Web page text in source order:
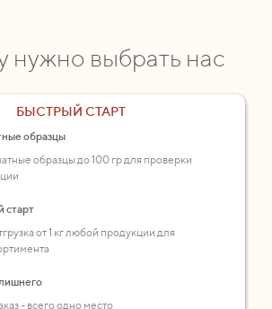
нужно выбрать нас
БЫСТРЫЙ СТАРТ
образцы
образцы до 100 гр для проверки
старт
от 1 кг любой продукции для
- всего одно место